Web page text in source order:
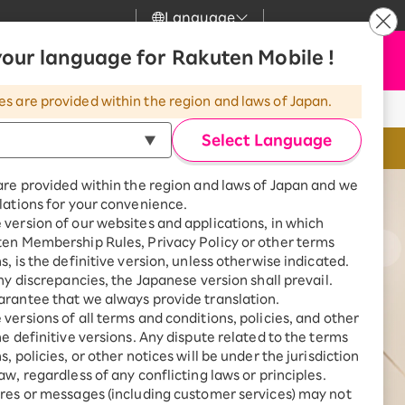
Language
断
ちがいい？
スマホとセットでおトク
最強おうちプログラム
スマホ＋Rakuten Turbo
Rakuten Turbo 初めて申し込
みで毎月1,000ポイント還元
スマホ＋楽天ひかり
楽天ひかり初めて申し込みで毎
月1,000ポイント還元
ポート
ート
Turbo
かり
んき
検索
お申し込み
language for Rakuten Mobile !
are provided within the region and laws of Japan.
Select Language
provided within the region and laws of Japan and we
for your convenience.
version of our websites and applications, in which
Membership Rules, Privacy Policy or other terms
is the definitive version, unless otherwise indicated.
discrepancies, the Japanese version shall prevail.
that we always provide translation.
versions of all terms and conditions, policies, and other
definitive versions. Any dispute related to the terms
policies, or other notices will be under the jurisdiction
regardless of any conflicting laws or principles.
or messages (including customer services) may not
リーする
定）。「累計」とは、楽
を指します。
eSIMならSIMカー
※eSIM対応製品で
C
o
s
e